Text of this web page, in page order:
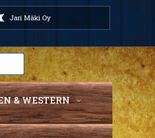
Jari Mäki Oy
& WESTERN